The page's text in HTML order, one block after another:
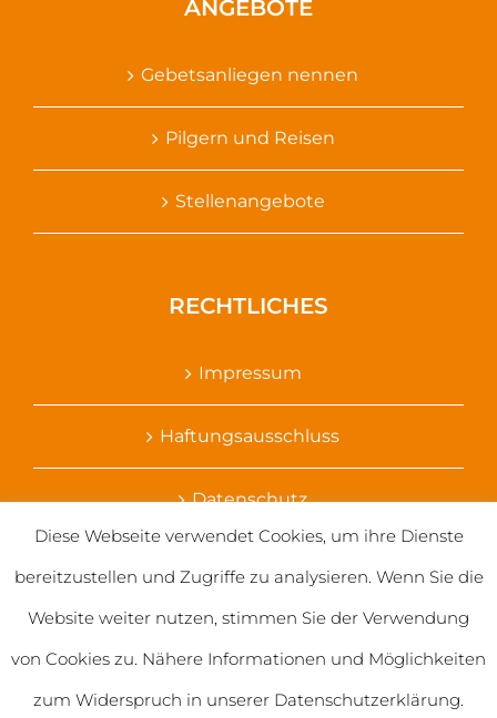
ANGEBOTE
Gebetsanliegen nennen
Pilgern und Reisen
Stellenangebote
RECHTLICHES
Impressum
Haftungsausschluss
Datenschutz
Diese Webseite verwendet Cookies, um ihre Dienste
bereitzustellen und Zugriffe zu analysieren. Wenn Sie die
Website weiter nutzen, stimmen Sie der Verwendung
von Cookies zu. Nähere Informationen und Möglichkeiten
zum Widerspruch in unserer Datenschutzerklärung.